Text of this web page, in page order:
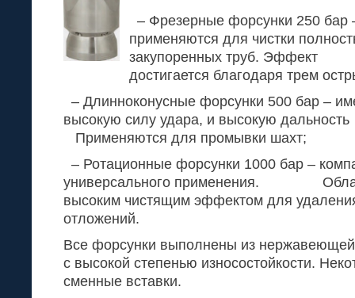
– Фрезерные форсунки 250 бар
применяются для чистки
закупоренных труб.
достигается благодаря трем
– Длинноконусные форсунки 500 бар –
высокую силу удара, и высокую
Применяются для промывки шахт;
– Ротационные форсунки 1000 бар –
универсального применения.
высоким чистящим эффектом для
отложений.
Все форсунки выполнены из нержавеющей
с высокой степенью износостойкости.
сменные вставки.